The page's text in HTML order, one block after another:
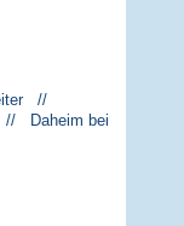
//
// Daheim bei